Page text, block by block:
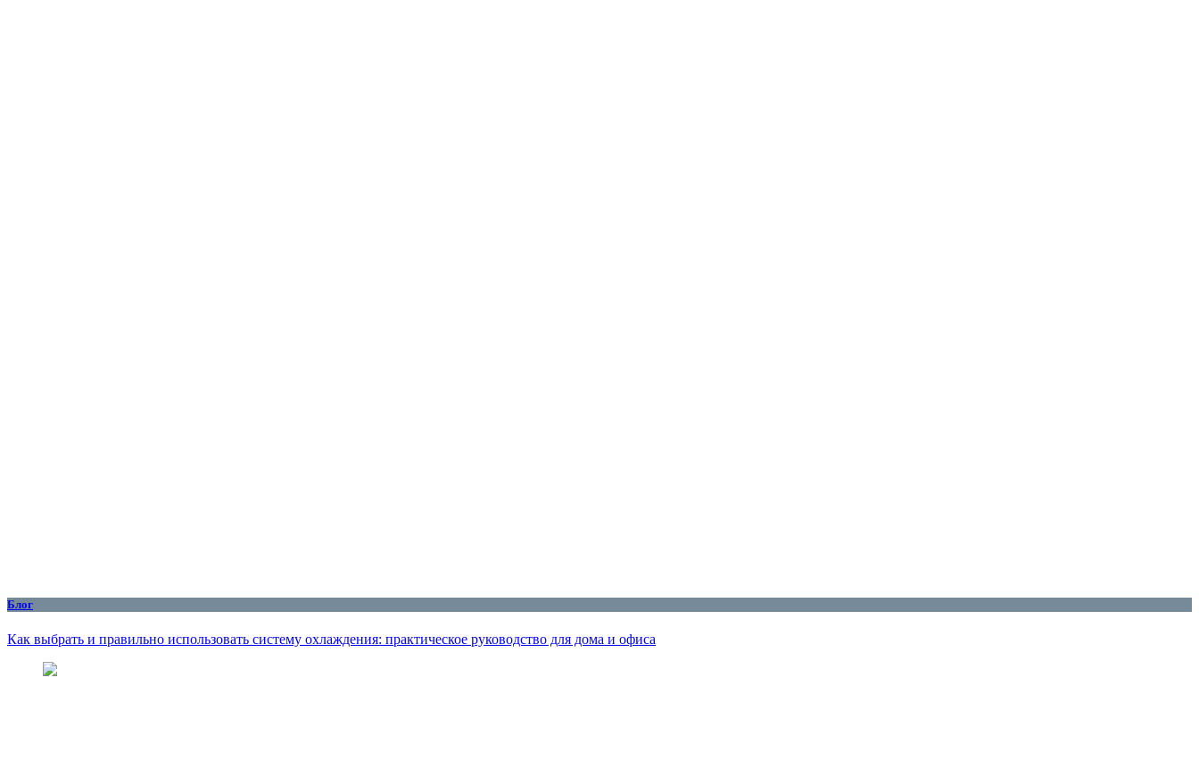
Блог
Как выбрать и правильно использовать систему охлаждения: практическое руководство для дома и офиса